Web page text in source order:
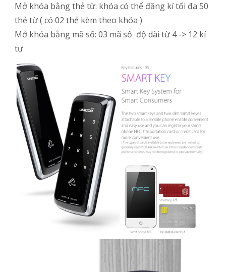
Mở khóa bằng thẻ từ: khóa có thể đăng kí tối đa 50
thẻ từ ( có 02 thẻ kèm theo khóa )
Mở khóa bằng mã số: 03 mã số độ dài từ 4 -> 12 kí
tự